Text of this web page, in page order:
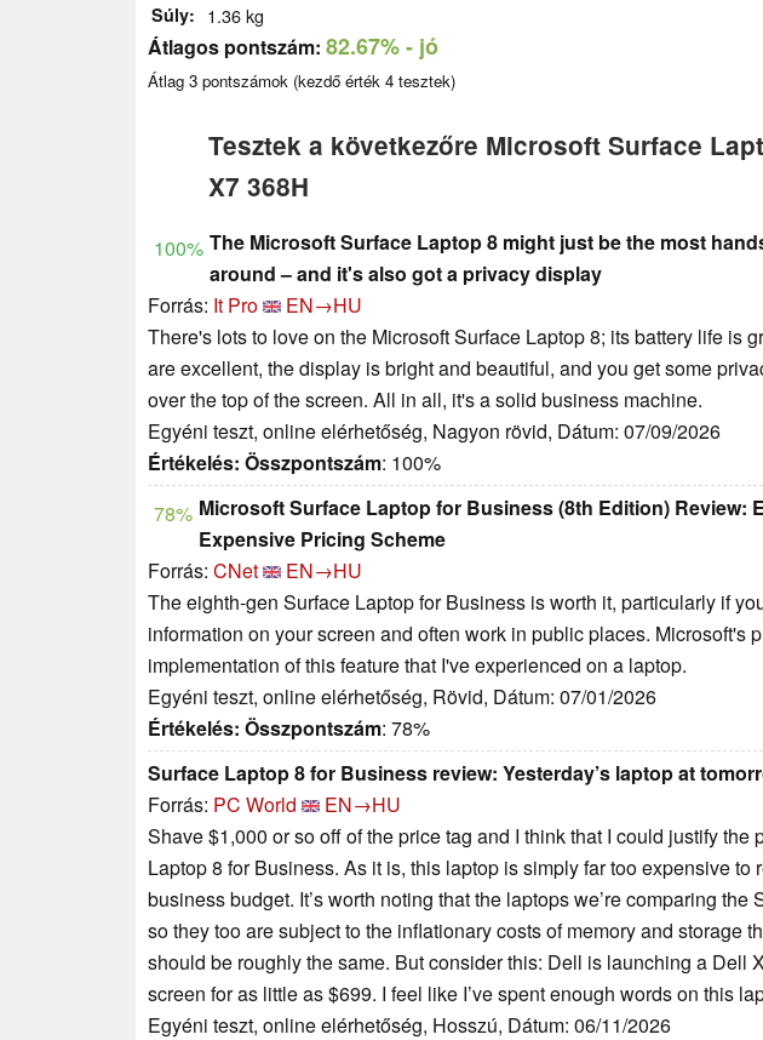
Súly 1.36 kg
Átlagos pontszám: 82.67%- jó
Átlag 3 pontszámok (kezdő érték 4 tesztek)
Tesztek a következőre Microsoft Surface
X7 368H
100% The Microsoft Surface Laptop 8 might just be the most
around – and it's also got a privacy display
Forrás: It Pro
EN→HU
There's lots to love on the Microsoft Surface Laptop 8; its battery life is
are excellent, the display is bright and beautiful, and you get some
over the top of the screen. All in all, it's a solid business machine.
Egyéni teszt, online elérhetőség, Nagyon rövid, Dátum: 07/09/2026
Értékelés: Összpontszám: 100%
78% Microsoft Surface Laptop for Business (8th Edition) Review:
Expensive Pricing Scheme
Forrás: CNet
EN→HU
The eighth-gen Surface Laptop for Business is worth it, particularly if
information on your screen and often work in public places. Microsoft's
implementation of this feature that I've experienced on a laptop.
Egyéni teszt, online elérhetőség, Rövid, Dátum: 07/01/2026
Értékelés: Összpontszám: 78%
Surface Laptop 8 for Business review: Yesterday’s laptop at
Forrás: PC World
EN→HU
Shave $1,000 or so off of the price tag and I think that I could justify the
Laptop 8 for Business. As it is, this laptop is simply far too expensive to
business budget. It’s worth noting that the laptops we’re comparing the
so they too are subject to the inflationary costs of memory and storage
should be roughly the same. But consider this: Dell is launching a Dell
screen for as little as $699. I feel like I’ve spent enough words on this
Egyéni teszt, online elérhetőség, Hosszú, Dátum: 06/11/2026